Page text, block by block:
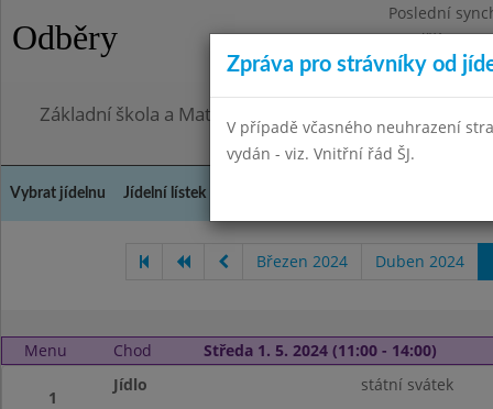
Odběry
Poslední
Pondělí
Omezení
Základní škola a Mateřská škola, Praha 4, Ohradní 49
Vybrat jídelnu Jídelní lístek
Březen 2024 Duben 2024
Menu Chod Středa 1. 5. 2024 (11:00 - 14:00)
1
Jídlo státní svátek
Zpráva pro strávníky od
V případě včasného neuhrazení
vydán - viz. Vnitřní řád ŠJ.